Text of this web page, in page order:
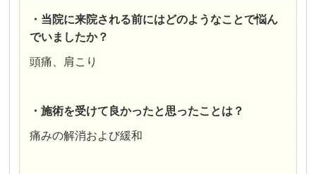
・当院に来院される前にはどのようなことで悩ん
でいましたか？
頭痛、肩こり
・施術を受けて良かったと思ったことは？
痛みの解消および緩和